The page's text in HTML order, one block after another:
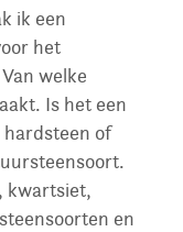
ik een
het
welke
Is het een
hardsteen of
kwartsiet,
en